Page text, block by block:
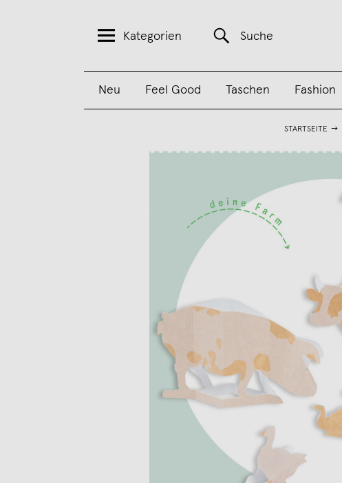
Kategorien Suche
Neu Feel Good Taschen Fashion
STARTSEITE